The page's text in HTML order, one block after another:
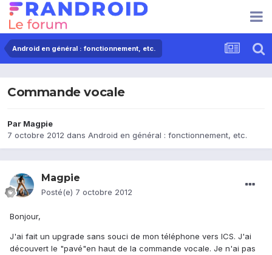
Android en général : fonctionnement, etc.
Commande vocale
Par Magpie
7 octobre 2012 dans Android en général : fonctionnement, etc.
Magpie
Posté(e) 7 octobre 2012
Bonjour,
J'ai fait un upgrade sans souci de mon téléphone vers ICS. J'ai
découvert le "pavé"en haut de la commande vocale. Je n'ai pas